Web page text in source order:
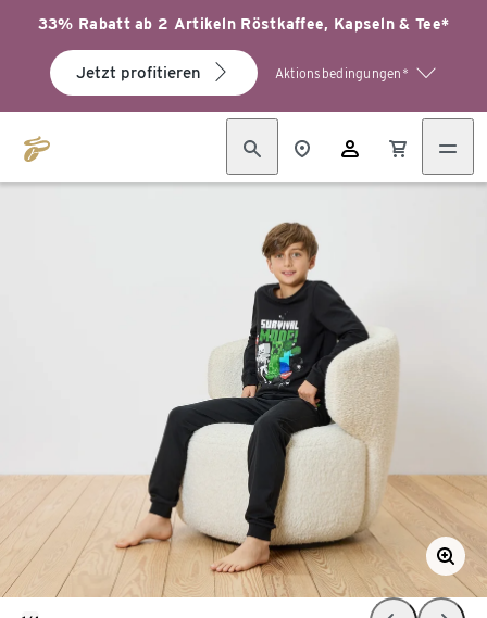
33% Rabatt ab 2 Artikeln Röstkaffee, Kapseln & Tee*
Jetzt profitieren Aktionsbedingungen*